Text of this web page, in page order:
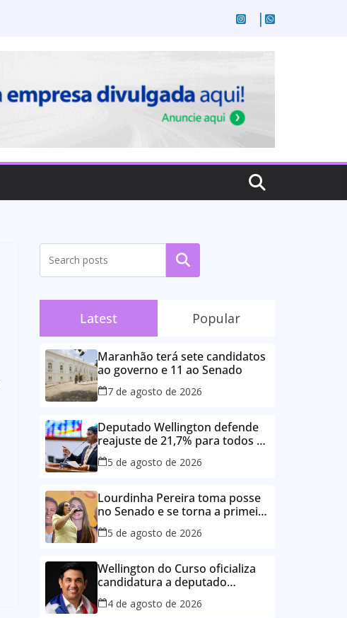
Pesquisar
Latest Popular
Maranhão terá sete candidatos
ao governo e 11 ao Senado
7 de agosto de 2026
Deputado Wellington defende
reajuste de 21,7% para todos os
servidores públicos e
aposentados do Maranhão
5 de agosto de 2026
Lourdinha Pereira toma posse
no Senado e se torna a primeira
senadora de Coroatá
5 de agosto de 2026
Wellington do Curso oficializa
candidatura a deputado
estadual e reafirma
compromisso com o povo do
4 de agosto de 2026